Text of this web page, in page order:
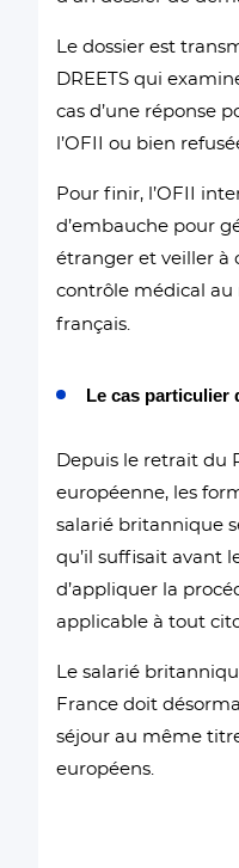
Le dossier est
DREETS qui
cas d’une réponse
l’OFII ou bien
Pour finir, l’OFII
d’embauche pour
étranger et veiller à
contrôle médical au
français.
Le cas particulier
Depuis le retrait du
européenne, les
salarié britannique
qu’il suffisait avant
d’appliquer la
applicable à tout
Le salarié
France doit
séjour au même
européens.